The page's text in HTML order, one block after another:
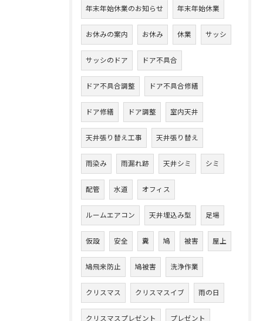
年末年始休業のお知らせ 年末年始休業
お休みの案内 お休み 休業 サッシ
サッシのドア ドア不具合
ドア不具合調整 ドア不具合修繕
ドア修繕 ドア調整 室内天井
天井張り替え工事 天井張り替え
雨染み 雨漏れ跡 天井シミ シミ
配管 水道 オフィス
ルームエアコン 天井埋込み型 足場
仮設 安全 糞 鳩 被害 屋上
鳩飛来防止 鳩被害 洗浄作業
クリスマス クリスマスイブ 雨の日
クリスマスプレゼント プレゼント